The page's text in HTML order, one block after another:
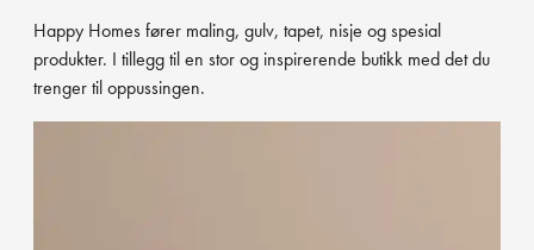
Happy Homes fører maling, gulv, tapet, nisje og spesial
produkter. I tillegg til en stor og inspirerende butikk med det du
trenger til oppussingen.